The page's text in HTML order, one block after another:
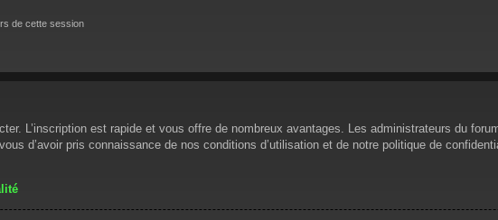
de cette session
L’inscription est rapide et vous offre de nombreux avantages. Les administrateurs du
d’avoir pris connaissance de nos conditions d’utilisation et de notre politique de